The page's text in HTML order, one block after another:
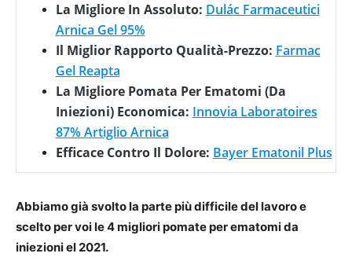
La Migliore In Assoluto: Dulác Farmaceutici
Arnica Gel 95%
Il Miglior Rapporto Qualità-Prezzo: Farmac
Gel Reapta
La Migliore Pomata Per Ematomi (da
Iniezioni) Economica: Innovia Laboratoires
87% Artiglio Arnica
Efficace Contro Il Dolore: Bayer Ematonil Plus
Abbiamo già svolto la parte più difficile del lavoro e
scelto per voi le 4 migliori pomate per ematomi da
iniezioni el 2021.